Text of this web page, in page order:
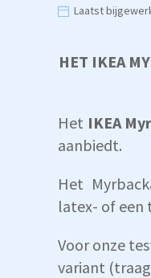
Laatst
HET IKEA
Het IKEA
aanbiedt.
Het
latex- of een
Voor onze
variant